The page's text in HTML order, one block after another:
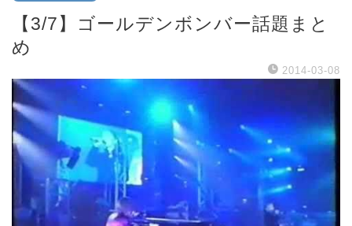
【3/7】ゴールデンボンバー話題まと
め
2014-03-08